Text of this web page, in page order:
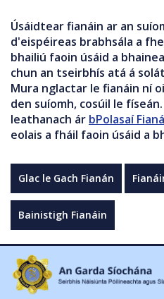
Úsáidtear fianáin ar an
d'eispéireas brabhsála a
bhailiú faoin úsáid a
chun an tseirbhís atá á
Mura nglactar le fianáin ní
den suíomh, cosúil le
leathanach ár bPolasaí
eolais a fháil faoin úsáid a
Glac le Gach Fianán
Bainistigh Fianáin